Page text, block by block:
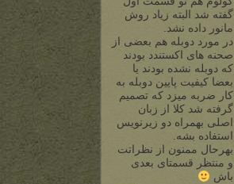
گفته شد البته زیاد روش
مانور داده نشد.
در مورد دوبله هم بعضی از
صحنه های اکستندد بودند
که دوبله نشده بودند یا
بعضا کیفیت پایین دوبله به
کار ضربه میزد که تصمیم
گرفته شد کلا از زبان
اصلی بهمراه دو زیرنویس
استفاده بشه.
بهرحال ممنون از نظراتت
و منتظر قسمتای بعدی
باش